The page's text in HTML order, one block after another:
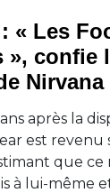
: « Les
», confie
Nirvana
après la
est revenu
que
à lui-même